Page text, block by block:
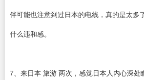
伴可能也注意到过日本的电线，真的是太多
什么违和感。
7、来日本 旅游 两次，感觉日本人内心深处